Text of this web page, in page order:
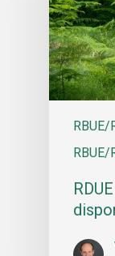
RBUE/
RBUE/